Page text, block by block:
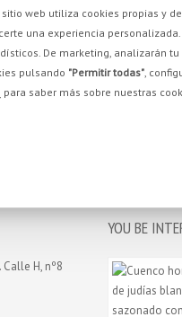
sitio web utiliza cookies propias y
una experiencia
De marketing, analizarán
pulsando "Permitir todas" ,
para saber más sobre nuestras
H, nº8
YOU BE